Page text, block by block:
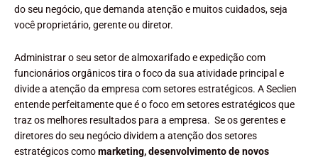
do seu negócio, que demanda atenção e muitos cuidados, seja
você proprietário, gerente ou diretor.
Administrar o seu setor de almoxarifado e expedição com
funcionários orgânicos tira o foco da sua atividade principal e
divide a atenção da empresa com setores estratégicos. A Seclien
entende perfeitamente que é o foco em setores estratégicos que
traz os melhores resultados para a empresa. Se os gerentes e
diretores do seu negócio dividem a atenção dos setores
estratégicos comomarketing, desenvolvimento de novos